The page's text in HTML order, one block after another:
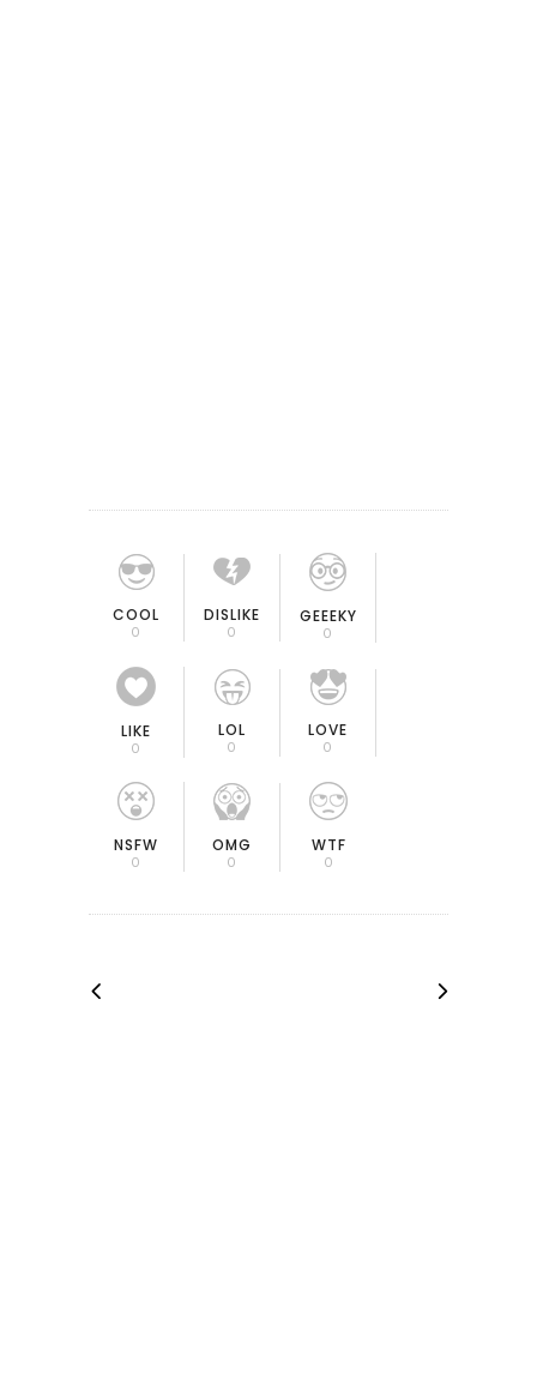
COOL
0
DISLIKE
0
GEEEKY
0
LIKE
0
LOL
0
LOVE
0
NSFW
0
OMG
0
WTF
0